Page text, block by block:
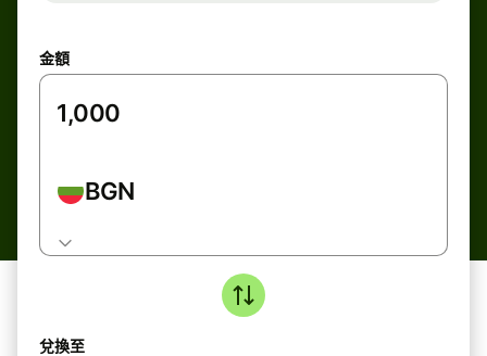
金額
BGN
兌換至